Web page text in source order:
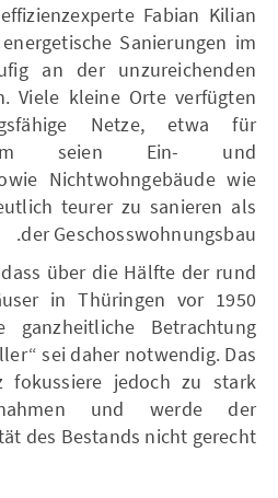
Fabian Kilian
Sanierungen im
an der unzureichenden
Viele kleine Orte verfügten
Netze, etwa für
seien Ein- und
Nichtwohngebäude wie
teurer zu sanieren als
der Geschosswohnungsbau.
über die Hälfte der rund
in Thüringen vor 1950
ganzheitliche Betrachtung
sei daher notwendig. Das
fokussiere jedoch zu stark
und werde der
des Bestands nicht gerecht.